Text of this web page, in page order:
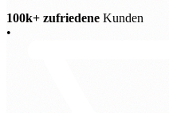
100k+ zufriedene Kunden
•